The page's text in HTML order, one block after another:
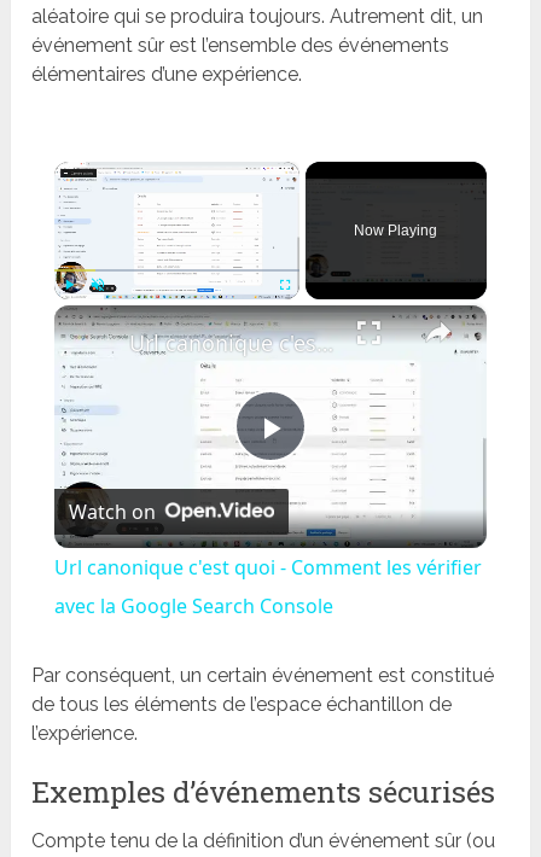
aléatoire qui se produira toujours. Autrement dit, un
événement sûr est l’ensemble des événements
élémentaires d’une expérience.
×
Play Unmute
Now Playing
×
Play
Video
Url canonique c'est quoi - Comment les vérifier avec la Google Search Console
Watch on
Url canonique c'est quoi - Comment les vérifier
avec la Google Search Console
Par conséquent, un certain événement est constitué
de tous les éléments de l’espace échantillon de
l’expérience.
Exemples d’événements sécurisés
Compte tenu de la définition d’un événement sûr (ou